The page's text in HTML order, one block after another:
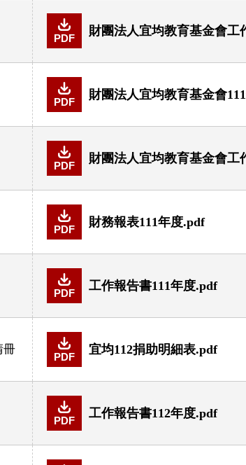
PDF
財團法人宜均教育基金會工
PDF
財團法人宜均教育基金會
PDF
財團法人宜均教育基金會工
PDF
財務報表111年度.pdf
PDF
工作報告書111年度.pdf
冊
PDF
宜均112捐助明細表.pdf
PDF
工作報告書112年度.pdf